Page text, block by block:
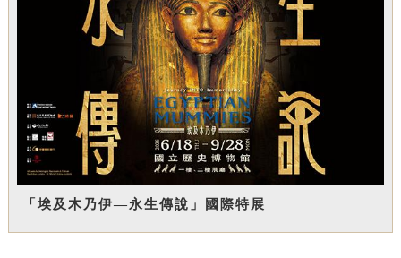
「埃及木乃伊—永生傳說」國際特展